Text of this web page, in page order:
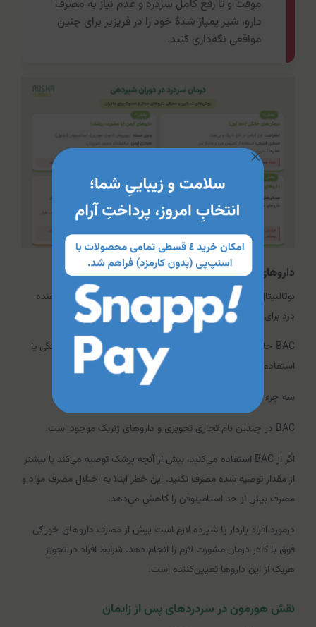
موقت و تا رفع کامل سردرد و عدم نیاز به مصرف
دارو، شیر پمپاژ شدۀ خود را در فریزیر برای چنین
مواقعی نگه‌داری کنید.
داروهای خوراکی کلیدی سردرد بعد از زایمان
بوتالبیتال-استامینوفن-کافئین (BAC) یک ترکیب موثر تسکین‌دهنده
درد برای سردردهای تنشی متوسط تا شدید دردناک است.
BAC حاوی بوتالبیتال، یک باربیتورات است که خطر ابتلا به وابستگی یا
استفاده نادرست را به همراه دارد.
سه جزء BAC برای افزایش اثر تسکین درد با هم کار می‌کنند.
BAC در چندین نام تجاری تجویزی و داروهای ژنریک موجود است.
اگر از BAC استفاده می‌کنید، بیش از آنچه پزشک توصیه می‌کند یا بیشتر
از مقدار توصیه شده مصرف نکنید. این خطر ابتلا به اختلال مصرف مواد و
مصرف بیش از حد استامینوفن را کاهش می‌دهد.
درمورد افراد باردار یا شیرده لازم است پیش از مصرف داروهای خوراکی
فوق با کادر درمان مشورت لازم را انجام دهد. شرایط افراد در تجویز
هریک از این داروها تعیین‌کننده است.
نقش هورمون در سردردهای پس از زایمان